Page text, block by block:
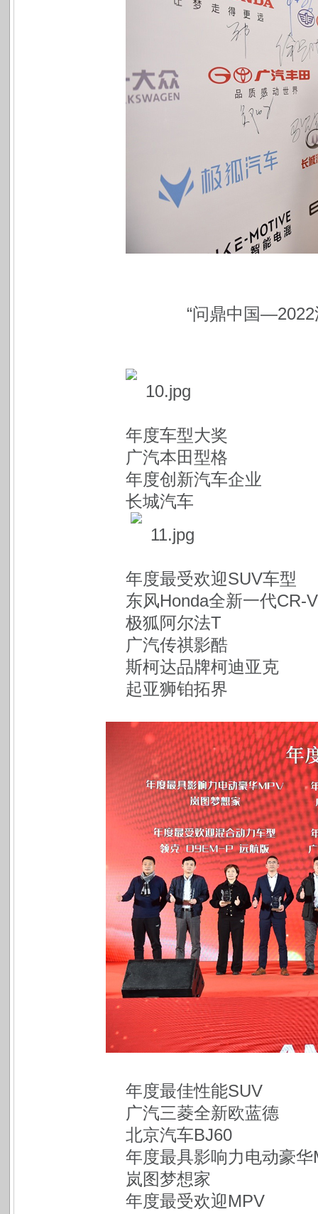
“问鼎中国—2022
年度车型大奖
广汽本田型格
年度创新汽车企业
长城汽车
年度最受欢迎SUV车型
东风Honda全新一代CR-V
极狐阿尔法T
广汽传祺影酷
斯柯达品牌柯迪亚克
起亚狮铂拓界
年度最佳性能SUV
广汽三菱全新欧蓝德
北京汽车BJ60
年度最具影响力电动豪华
岚图梦想家
年度最受欢迎MPV